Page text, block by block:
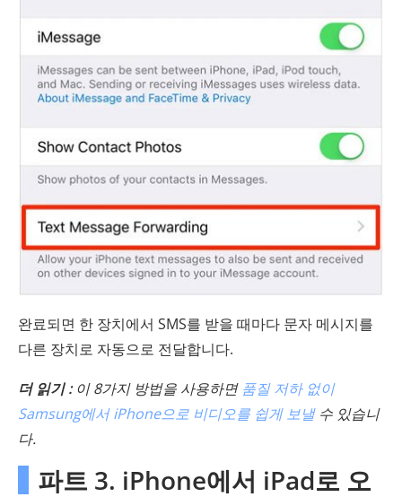
완료되면 한 장치에서 SMS를 받을 때마다 문자 메시지를
다른 장치로 자동으로 전달합니다.
더 읽기 :이 8가지 방법을 사용하면 품질 저하 없이
Samsung에서 iPhone으로 비디오를 쉽게 보낼수 있습니
다.
파트 3. iPhone에서 iPad로 오